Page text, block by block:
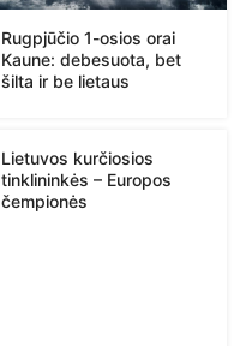
Rugpjūčio 1-osios orai
Kaune: debesuota, bet
šilta ir be lietaus
Lietuvos kurčiosios
tinklininkės – Europos
čempionės